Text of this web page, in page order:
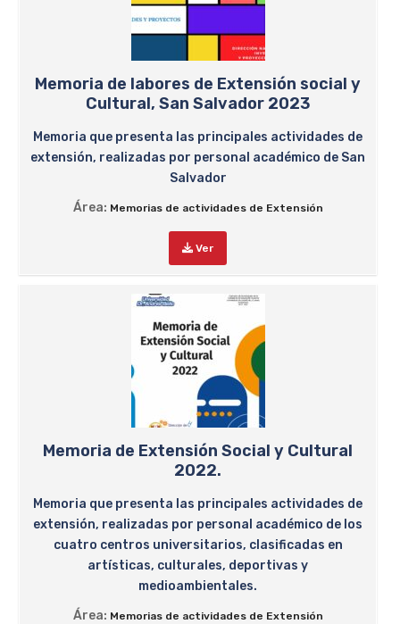
Memoria de labores de Extensión social y
Cultural, San Salvador 2023
Memoria que presenta las principales actividades de
extensión, realizadas por personal académico de San
Salvador
Área: Memorias de actividades de Extensión
Ver
Memoria de Extensión Social y Cultural
2022.
Memoria que presenta las principales actividades de
extensión, realizadas por personal académico de los
cuatro centros universitarios, clasificadas en
artísticas, culturales, deportivas y
medioambientales.
Área: Memorias de actividades de Extensión